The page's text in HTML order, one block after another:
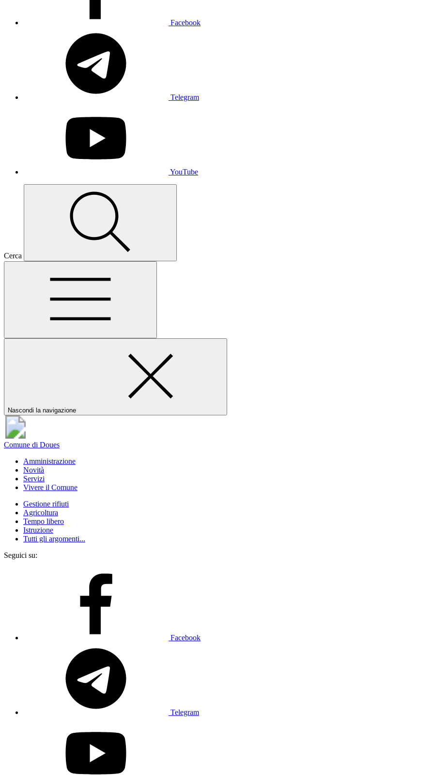
Facebook
Telegram
YouTube
Cerca
Nascondi la navigazione
Comune di Doues
Amministrazione
Novità
Servizi
Vivere il Comune
Gestione rifiuti
Agricoltura
Tempo libero
Istruzione
Tutti gli argomenti...
Seguici su:
Facebook
Telegram